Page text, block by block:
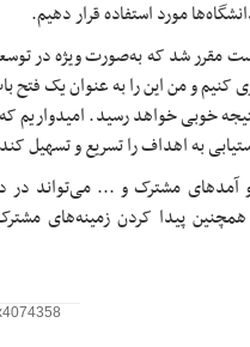
مورد استفاده قرار دهیم.
مقرر شد که به‌صورت ویژه در
کنیم و من این را به عنوان یک فتح
خوبی خواهد رسید. امیدواریم
به اهداف را تسریع و تسهیل
آمدهای مشترک و ... می‌تواند در
پیدا کردن زمینه‌های